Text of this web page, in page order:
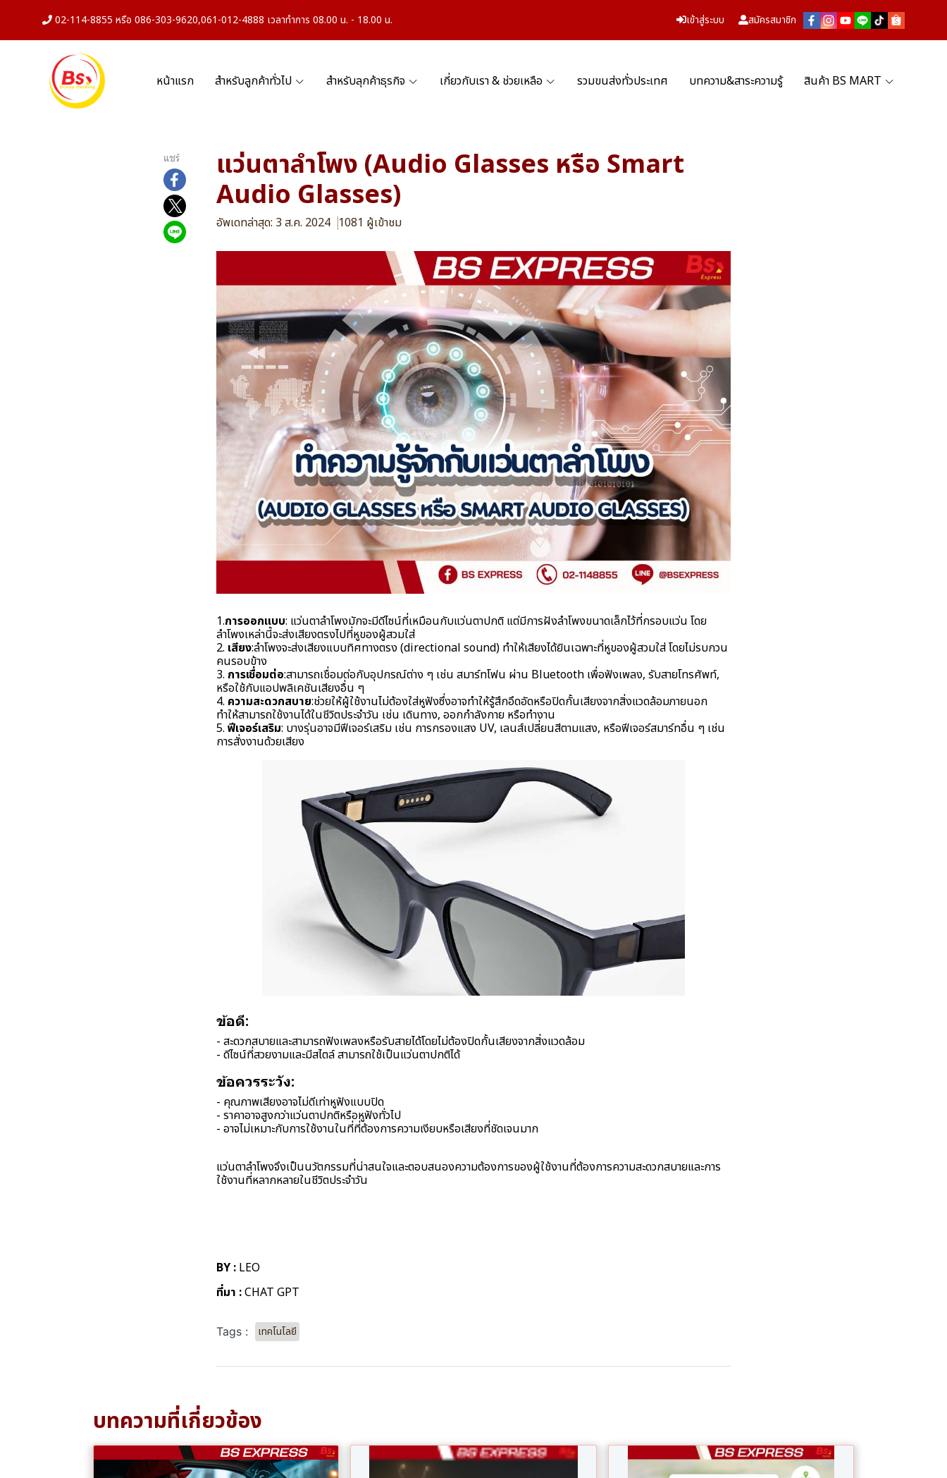
02-114-8855 หรือ 086-303-9620,061-012-4888 เวลาทำการ 08.00 น. - 18.00 น. เข้าสู่ระบบ สมัครสมาชิก
หน้าแรก สำหรับลูกค้าทั่วไป สำหรับลุกค้าธุรกิจ เกี่ยวกับเรา & ช่วยเหลือ รวมขนส่งทั่วประเทศ บทความ&สาระความรู้ สินค้า BS MART
แชร์ แว่นตาลำโพง (Audio Glasses หรือ Smart
Audio Glasses)
อัพเดทล่าสุด: 3 ส.ค. 2024 1081 ผู้เข้าชม
1.การออกแบบ: แว่นตาลำโพงมักจะมีดีไซน์ที่เหมือนกับแว่นตาปกติ แต่มีการฝังลำโพงขนาดเล็กไว้ที่กรอบแว่น โดย
ลำโพงเหล่านี้จะส่งเสียงตรงไปที่หูของผู้สวมใส่
2. เสียง:ลำโพงจะส่งเสียงแบบทิศทางตรง (directional sound) ทำให้เสียงได้ยินเฉพาะที่หูของผู้สวมใส่ โดยไม่รบกวน
คนรอบข้าง
3. การเชื่อมต่อ:สามารถเชื่อมต่อกับอุปกรณ์ต่าง ๆ เช่น สมาร์ทโฟน ผ่าน Bluetooth เพื่อฟังเพลง, รับสายโทรศัพท์,
หรือใช้กับแอปพลิเคชันเสียงอื่น ๆ
4. ความสะดวกสบาย:ช่วยให้ผู้ใช้งานไม่ต้องใส่หูฟังซึ่งอาจทำให้รู้สึกอึดอัดหรือปิดกั้นเสียงจากสิ่งแวดล้อมภายนอก
ทำให้สามารถใช้งานได้ในชีวิตประจำวัน เช่น เดินทาง, ออกกำลังกาย หรือทำงาน
5. ฟีเจอร์เสริม: บางรุ่นอาจมีฟีเจอร์เสริม เช่น การกรองแสง UV, เลนส์เปลี่ยนสีตามแสง, หรือฟีเจอร์สมาร์ทอื่น ๆ เช่น
การสั่งงานด้วยเสียง
ข้อดี:
- สะดวกสบายและสามารถฟังเพลงหรือรับสายได้โดยไม่ต้องปิดกั้นเสียงจากสิ่งแวดล้อม
- ดีไซน์ที่สวยงามและมีสไตล์ สามารถใช้เป็นแว่นตาปกติได้
ข้อควรระวัง:
- คุณภาพเสียงอาจไม่ดีเท่าหูฟังแบบปิด
- ราคาอาจสูงกว่าแว่นตาปกติหรือหูฟังทั่วไป
- อาจไม่เหมาะกับการใช้งานในที่ที่ต้องการความเงียบหรือเสียงที่ชัดเจนมาก
แว่นตาลำโพงจึงเป็นนวัตกรรมที่น่าสนใจและตอบสนองความต้องการของผู้ใช้งานที่ต้องการความสะดวกสบายและการ
ใช้งานที่หลากหลายในชีวิตประจำวัน
BY : LEO
ที่มา :CHAT GPT
Tags : เทคโนโลยี
บทความที่เกี่ยวข้อง